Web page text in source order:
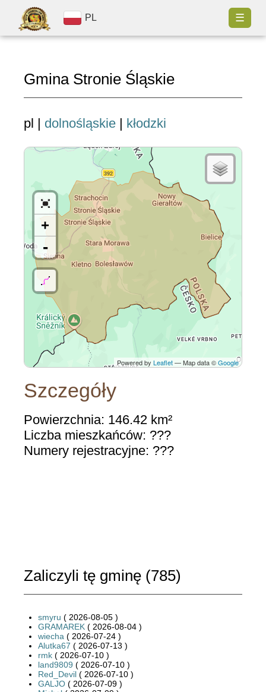
PL ☰
Gmina Stronie Śląskie
pl | dolnośląskie | kłodzki
+
-
Powered by Leaflet— Map data ©Google
Szczegóły
Powierzchnia: 146.42 km²
Liczba mieszkańców: ???
Numery rejestracyjne: ???
Zaliczyli tę gminę (785)
smyru ( 2026-08-05 )
GRAMAREK ( 2026-08-04 )
wiecha ( 2026-07-24 )
Alutka67 ( 2026-07-13 )
rmk ( 2026-07-10 )
land9809 ( 2026-07-10 )
Red_Devil ( 2026-07-10 )
GALJO ( 2026-07-09 )